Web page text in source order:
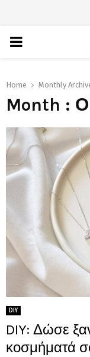
PRIMARY
Home Monthly
Month :
DIY
DIY: Δώσε
κοσμήματά